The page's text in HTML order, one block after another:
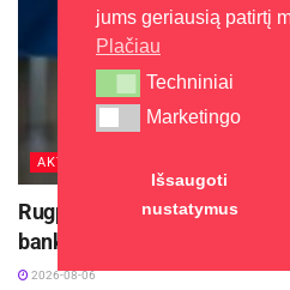
AKTUALIJOS
Rugpjūčio 11-ąją Utenoje
banko“ civilinės saugos
2026-08-06
jums geriausią patirtį
Plačiau
Techniniai
Techniniai
Marketingo
Marketingo
Išsaugoti
nustatymus